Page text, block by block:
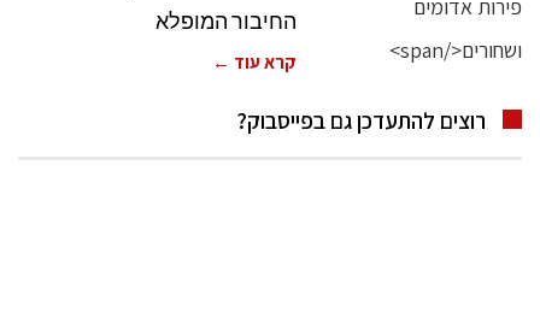
החיבור המופלא
קרא עוד ←
רוצים להתעדכן גם בפייסבוק?